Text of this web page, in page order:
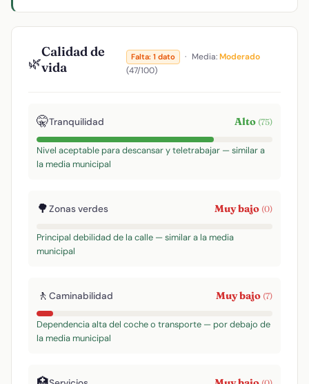
🌿
Calidad de
vida
Falta: 1 dato · Media:Moderado
(47/100)
🤫Tranquilidad Alto (75)
Nivel aceptable para descansar y teletrabajar — similar a
la media municipal
🌳Zonas verdes Muy bajo (0)
Principal debilidad de la calle — similar a la media
municipal
🚶 Caminabilidad Muy bajo (7)
Dependencia alta del coche o transporte — por debajo de
la media municipal